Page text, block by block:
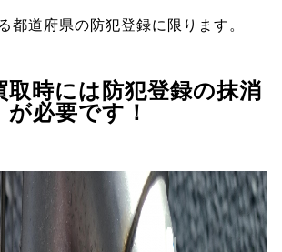
都道府県の防犯登録に限ります。
取時には防犯登録の抹消
が必要です！